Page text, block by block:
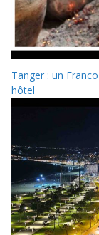
Tanger : un
hôtel